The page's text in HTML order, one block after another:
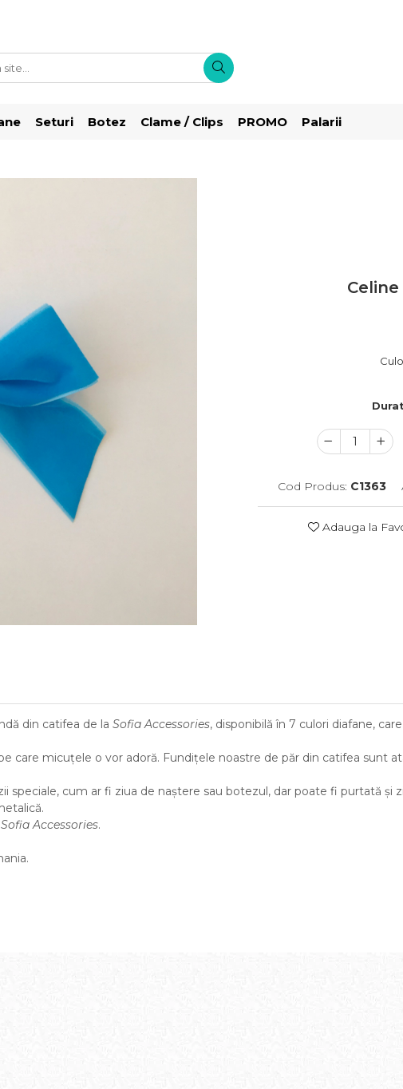
Seturi Botez Clame / Clips PROMO Palarii
Cod Produs: C1363
Adauga la
din catifea de la Sofia Accessories, disponibilă în 7 culori diafane,
care micuțele o vor adoră. Fundițele noastre de păr din catifea sunt
speciale, cum ar fi ziua de naștere sau botezul, dar poate fi purtată și
Sofia Accessories.